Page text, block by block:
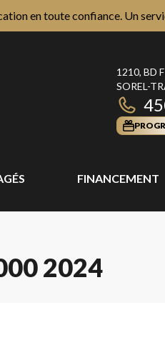
en toute confiance. Un
1210, BD
SOREL-
FINANCEMENT
2024